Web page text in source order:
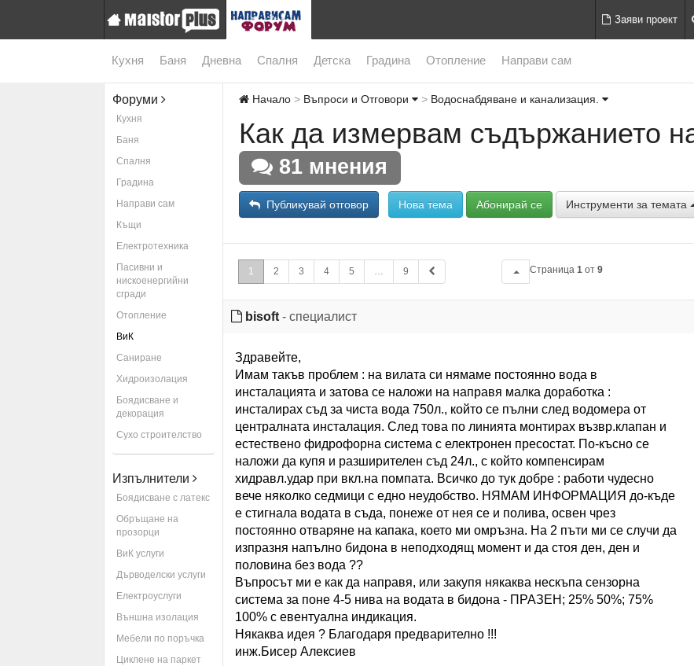
Заяви проект
Кухня Баня Дневна Спалня Детска Градина Отопление Направи сам
Форуми
Кухня
Баня
Спалня
Градина
Направи сам
Къщи
Електротехника
Пасивни и
нискоенергийни
сгради
Отопление
ВиК
Саниране
Хидроизолация
Боядисване и
декорация
Сухо строителство
Изпълнители
Боядисване с латекс
Обръщане на
прозорци
ВиК услуги
Дърводелски услуги
Електроуслуги
Външна изолация
Мебели по поръчка
Циклене на паркет
Начало Въпроси и Отговори Водоснабдяване и канализация.
Как да измервам съдържанието
81 мнения
Публикувай отговор Нова тема Абонирай се Инструменти за темата
1 2 3 4 5 … 9 Страница 1от 9
bisoft - специалист
Здравейте,
Имам такъв проблем : на вилата си нямаме постоянно вода в
инсталацията и затова се наложи на направя малка доработка :
инсталирах съд за чиста вода 750л., който се пълни след водомера от
централната инсталация. След това по линията монтирах възвр.клапан и
естествено фидрофорна система с електронен пресостат. По-късно се
наложи да купя и разширителен съд 24л., с който компенсирам
хидравл.удар при вкл.на помпата. Всичко до тук добре : работи чудесно
вече няколко седмици с едно неудобство. НЯМАМ ИНФОРМАЦИЯ до-къде
е стигнала водата в съда, понеже от нея се и полива, освен чрез
постоянно отваряне на капака, което ми омръзна. На 2 пъти ми се случи да
изпразня напълно бидона в неподходящ момент и да стоя ден, ден и
половина без вода ??
Въпросът ми е как да направя, или закупя някаква нескъпа сензорна
система за поне 4-5 нива на водата в бидона - ПРАЗЕН; 25% 50%; 75%
100% с евентуална индикация.
Някаква идея ? Благодаря предварително !!!
инж.Бисер Алексиев